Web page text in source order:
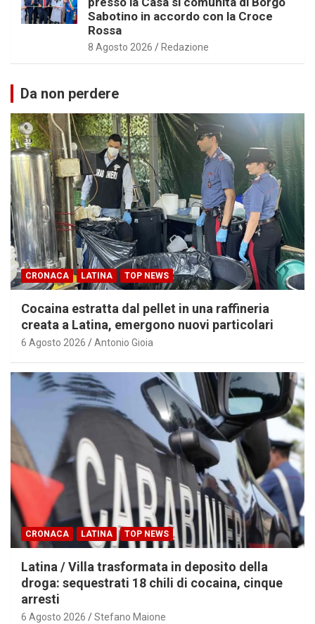
Sabotino in accordo con la Croce
Rossa
8 Agosto 2026 Redazione
Da non perdere
CRONACA LATINA TOP NEWS
Cocaina estratta dal pellet in una raffineria
creata a Latina, emergono nuovi particolari
6 Agosto 2026 Antonio Gioia
CRONACA LATINA TOP NEWS
Latina / Villa trasformata in deposito della
droga: sequestrati 18 chili di cocaina, cinque
arresti
6 Agosto 2026 Stefano Maione